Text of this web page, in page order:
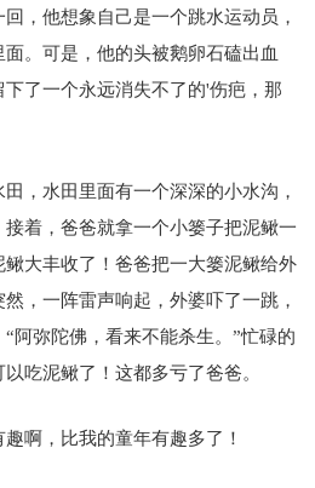
，他想象自己是一个跳水运动员，
。可是，他的头被鹅卵石磕出血
了一个永远消失不了的'伤疤，那
，水田里面有一个深深的小水沟，
着，爸爸就拿一个小篓子把泥鳅一
大丰收了！爸爸把一大篓泥鳅给外
，一阵雷声响起，外婆吓了一跳，
阿弥陀佛，看来不能杀生。”忙碌的
吃泥鳅了！这都多亏了爸爸。
啊，比我的童年有趣多了！